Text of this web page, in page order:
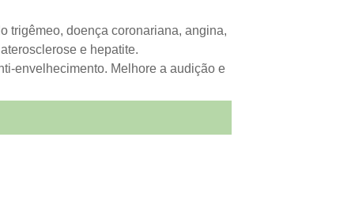
trigêmeo, doença coronariana, angina,
e hepatite.
envelhecimento. Melhore a audição e